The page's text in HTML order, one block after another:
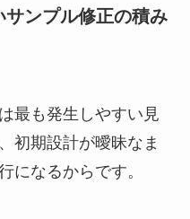
サンプル修正の積み
最も発生しやすい見
初期設計が曖昧なま
になるからです。